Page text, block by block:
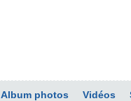
Album photos Vidéos